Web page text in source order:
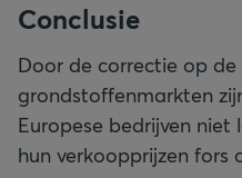
Conclusie
Door de correctie op
grondstoffenmarkten
Europese bedrijven
hun verkoopprijzen